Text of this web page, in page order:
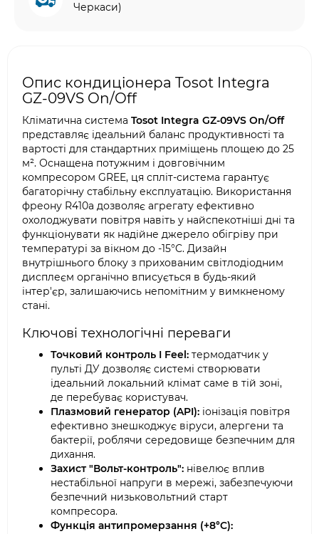
Черкаси)
Опис кондиціонера Tosot Integra
GZ-09VS On/Off
Кліматична система Tosot Integra GZ-09VS On/Off
представляє ідеальний баланс продуктивності та
вартості для стандартних приміщень площею до 25
м². Оснащена потужним і довговічним
компресором GREE, ця спліт-система гарантує
багаторічну стабільну експлуатацію. Використання
фреону R410a дозволяє агрегату ефективно
охолоджувати повітря навіть у найспекотніші дні та
функціонувати як надійне джерело обігріву при
температурі за вікном до -15°C. Дизайн
внутрішнього блоку з прихованим світлодіодним
дисплеєм органічно вписується в будь-який
інтер'єр, залишаючись непомітним у вимкненому
стані.
Ключові технологічні переваги
Точковий контроль I Feel: термодатчик у
пульті ДУ дозволяє системі створювати
ідеальний локальний клімат саме в тій зоні,
де перебуває користувач.
Плазмовий генератор (API): іонізація повітря
ефективно знешкоджує віруси, алергени та
бактерії, роблячи середовище безпечним для
дихання.
Захист "Вольт-контроль": нівелює вплив
нестабільної напруги в мережі, забезпечуючи
безпечний низьковольтний старт
компресора.
Функція антипромерзання (+8°C):